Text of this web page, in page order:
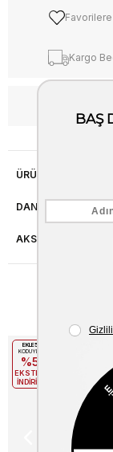
Kargo
ÜRÜN ÖZELLIKLERI
DANIŞMA HATTI
AKSESUAR
EKLE5
KODUYLA
%5
EKSTRA
İNDİRİM